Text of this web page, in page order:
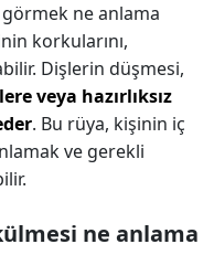
ne anlama
korkularını,
Dişlerin düşmesi,
veya hazırlıksız
. Bu rüya, kişinin iç
ve gerekli
ne anlama